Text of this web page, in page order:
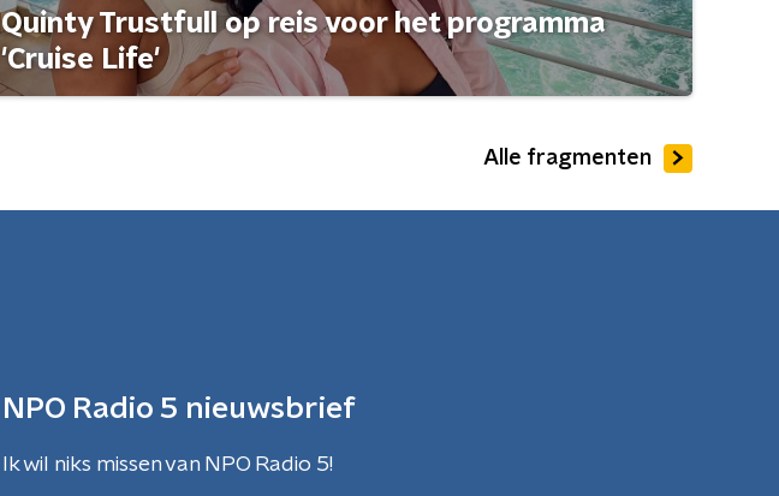
Quinty Trustfull op reis voor het programma
'Cruise Life'
Alle fragmenten
NPO Radio 5 nieuwsbrief
Ik wil niks missen van NPO Radio 5!